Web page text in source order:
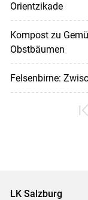
Orientzikade
Kompost zu
Obstbäumen
Felsenbirne:
LK Salzburg